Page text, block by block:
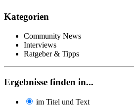
Kategorien
Community News
Interviews
Ratgeber & Tipps
Ergebnisse finden in...
im Titel und Text